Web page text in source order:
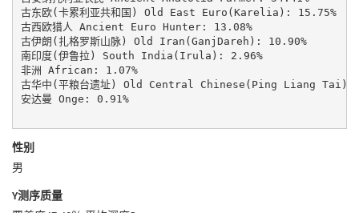
古东欧(卡累利亚共和国) Old East Euro(Karelia): 15.75%
古西欧猎人 Ancient Euro Hunter: 13.08%
古伊朗(扎格罗斯山脉) Old Iran(GanjDareh): 10.90%
南印度(伊鲁拉) South India(Irula): 2.96%
非洲 African: 1.07%
古华中(平粮台遗址) Old Central Chinese(Ping Liang Tai):
安达曼 Onge: 0.91%
性别
男
Y测序质量